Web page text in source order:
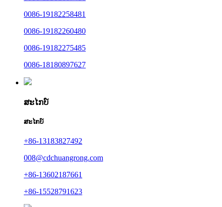
0086-19182258481
0086-19182260480
0086-19182275485
0086-18180897627
ສະໄກບ໌
ສະໄກບ໌
+86-13183827492
008@cdchuangrong.com
+86-13602187661
+86-15528791623